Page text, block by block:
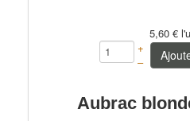
5,60 €
+
–
Aubrac